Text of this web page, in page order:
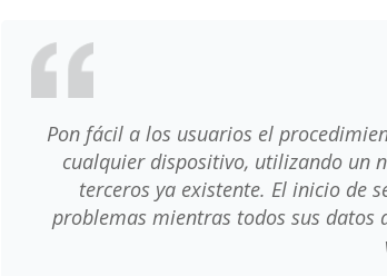
Pon fácil a los usuarios el
cualquier dispositivo, utilizando un
terceros ya existente. El inicio de
problemas mientras todos sus datos